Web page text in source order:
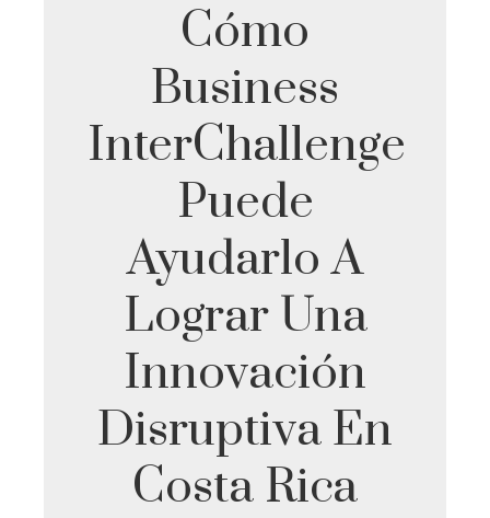
Cómo
Business
InterChallenge
Puede
Ayudarlo A
Lograr Una
Innovación
Disruptiva En
Costa Rica